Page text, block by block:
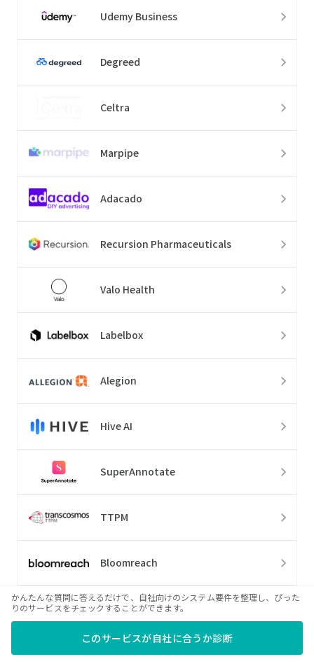
Udemy Business
Degreed
Celtra
Marpipe
Adacado
Recursion Pharmaceuticals
Valo Health
Labelbox
Alegion
Hive AI
SuperAnnotate
TTPM
Bloomreach
Notion AI
Foto
かんたんな質問に答えるだけで、自社向けのシステム要件を整理し、ぴった
りのサービスをチェックすることができます。
このサービスが自社に合うか診断